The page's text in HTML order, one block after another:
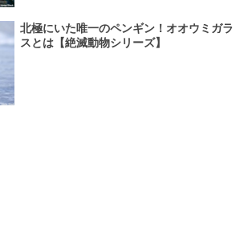
北極にいた唯一のペンギン！オオウミガラ
スとは【絶滅動物シリーズ】